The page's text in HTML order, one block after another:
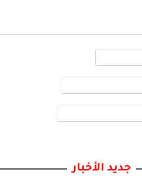
جديد الأخبار